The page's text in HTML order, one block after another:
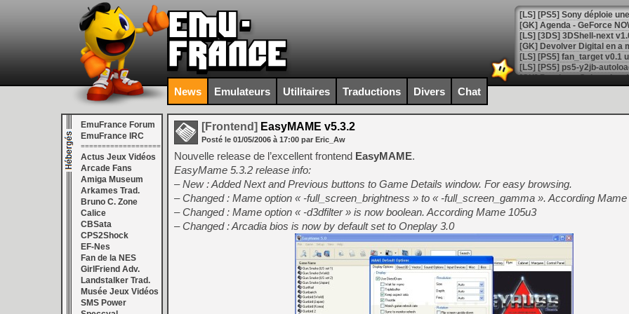
[GK] Agenda - GeForce
[GK] Devolver Digital en a
[LS] [PS5] ps5-y2jb-
[GK] Pourquoi Marvel
[GK] Test : Restory : Chill
[GK] GTA 6 : Rockstar
[GK] Hot Wheels Infinite
[GK] Mémoire cash -
[GK] Résultats Nintendo :
[GK] Déjà des
[Mo5] Brickboy cherche à
[GK] Minecraft et ses «
[GK] Beast of
[GK] Ubisoft : fin de partie
[GK] Mémoire cash -
[GK] Dan Houser (GTA)
[GK] Comment EA Sports
[GK] Crimson Moon : un
[GK] Isle of Reveries : le
[GK] Moonlighter 2 : The
[GK] Capcom relance
News Emulateurs Utilitaires Traductions Divers Chat
EmuFrance Forum
EmuFrance IRC
===================
Actus Jeux Vidéos
Arcade Fans
Amiga Museum
Arkames Trad.
Bruno C. Zone
Calice
CBSata
CPS2Shock
EF-Nes
Fan de la NES
GirlFriend Adv.
Landstalker Trad.
Musée Jeux Vidéos
SMS Power
[Frontend] EasyMAME v5.3.2
Posté le 01/05/2006 à 17:00 par Eric_Aw
Nouvelle release de l’excellent frontend EasyMAME.
EasyMame 5.3.2 release info:
– New : Added Next and Previous buttons to Game Details window. For easy browsing.
– Changed : Mame option « -full_screen_brightness » to « -full_screen_gamma ». According Mame
– Changed : Mame option « -d3dfilter » is now boolean. According Mame 105u3
– Changed : Arcadia bios is now by default set to Oneplay 3.0